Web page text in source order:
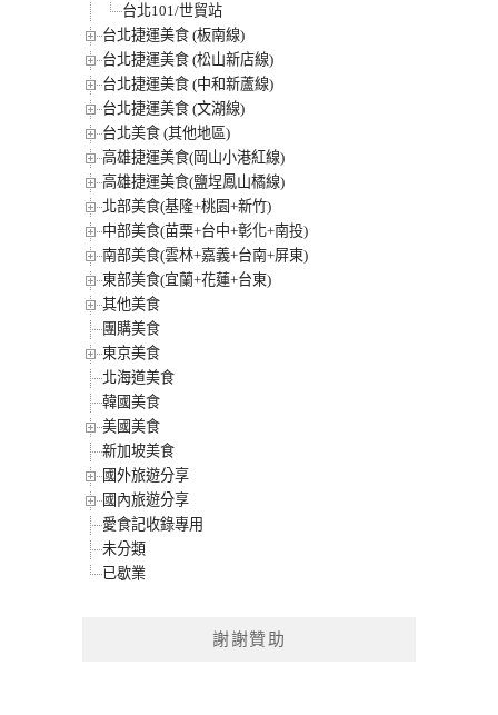
台北101/世貿站
台北捷運美食 (板南線)
台北捷運美食 (松山新店線)
台北捷運美食 (中和新蘆線)
台北捷運美食 (文湖線)
台北美食 (其他地區)
高雄捷運美食(岡山小港紅線)
高雄捷運美食(鹽埕鳳山橘線)
北部美食(基隆+桃園+新竹)
中部美食(苗栗+台中+彰化+南投)
南部美食(雲林+嘉義+台南+屏東)
東部美食(宜蘭+花蓮+台東)
其他美食
團購美食
東京美食
北海道美食
韓國美食
美國美食
新加坡美食
國外旅遊分享
國內旅遊分享
愛食記收錄專用
未分類
已歇業
謝謝贊助